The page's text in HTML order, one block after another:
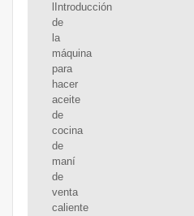
lIntroducción
de
la
máquina
para
hacer
aceite
de
cocina
de
maní
de
venta
caliente